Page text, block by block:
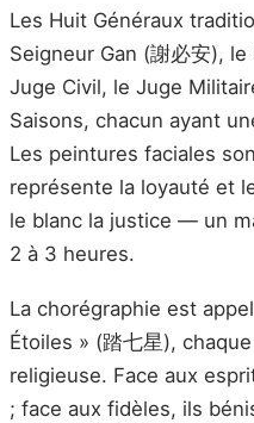
Les Huit Généraux
Seigneur Gan (謝必安),
Juge Civil, le Juge
Saisons, chacun ayant
Les peintures faciales
représente la loyauté et
le blanc la justice — un
2 à 3 heures.
La chorégraphie est
Étoiles » (踏七星),
religieuse. Face aux
; face aux fidèles, ils